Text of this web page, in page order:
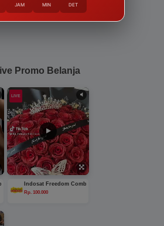
Promo Belanja
M
LIVE
Indosat Freedom Combo L
Rp. 100.000
JAM MIN DET